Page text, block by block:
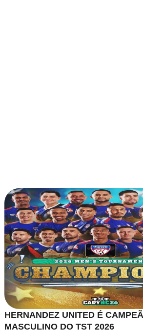
HERNANDEZ UNITED É
MASCULINO DO TST 2026